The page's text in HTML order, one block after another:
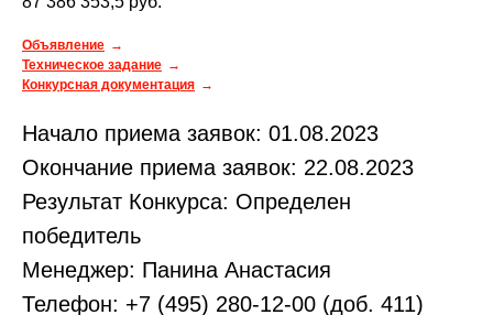
Объявление
Техническое задание
Конкурсная документация
Начало приема заявок: 01.08.2023
Окончание приема заявок: 22.08.2023
Результат Конкурса: Определен
победитель
Менеджер: Панина Анастасия
Телефон: +7 (495) 280-12-00 (доб. 411)